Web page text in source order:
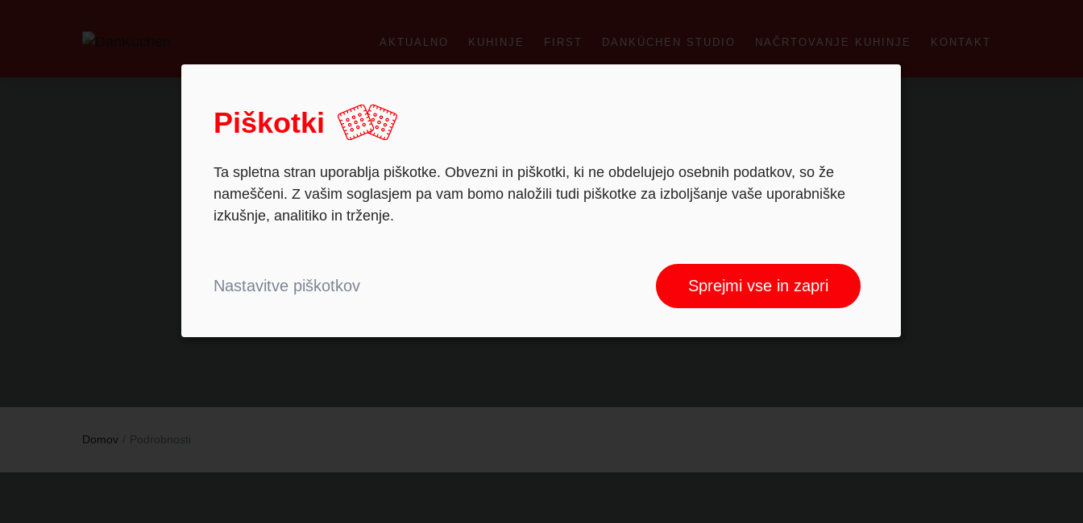
AKTUALNO KUHINJE FIRST DANKÜCHEN STUDIO NAČRTOVANJE KUHINJE KONTAKT
Domov Podrobnosti
Piškotki
Ta spletna stran uporablja piškotke. Obvezni in piškotki, ki ne obdelujejo osebnih podatkov, so že
nameščeni. Z vašim soglasjem pa vam bomo naložili tudi piškotke za izboljšanje vaše uporabniške
izkušnje, analitiko in trženje.
Nastavitve piškotkov Sprejmi vse in zapri